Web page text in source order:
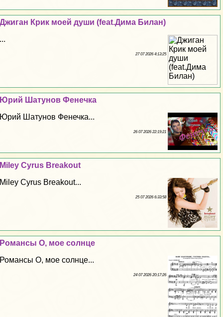
Джиган Крик моей души (feat.Дима Билан)
...
27 07 2026 4:13:25
Юрий Шатунов Фенечка
Юрий Шатунов Фенечка...
26 07 2026 22:19:21
Miley Cyrus Breakout
Miley Cyrus Breakout...
25 07 2026 6:33:58
Романсы О, мое солнце
Романсы О, мое солнце...
24 07 2026 20:17:26